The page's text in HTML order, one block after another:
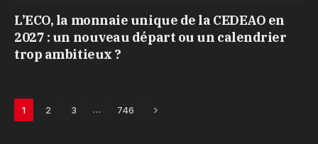
L’ECO, la monnaie unique de la CEDEAO en
2027 : un nouveau départ ou un calendrier
trop ambitieux ?
1 2 3 … 746 Next